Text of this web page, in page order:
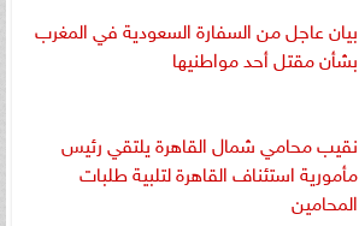
بيان عاجل من السفارة السعودية في المغرب
بشأن مقتل أحد مواطنيها
نقيب محامي شمال القاهرة يلتقي رئيس
مأمورية استئناف القاهرة لتلبية طلبات
المحامين